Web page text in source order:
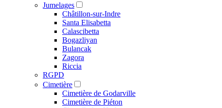
Jumelages
Châtillon-sur-Indre
Santa Elisabetta
Calascibetta
Bogazliyan
Bulancak
Zagora
Riccia
RGPD
Cimetière
Cimetière de Godarville
Cimetière de Piéton